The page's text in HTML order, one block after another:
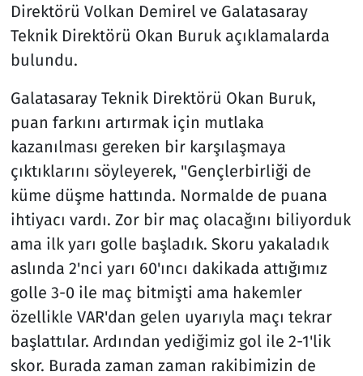
Direktörü Volkan Demirel ve Galatasaray
Teknik Direktörü Okan Buruk açıklamalarda
bulundu.
Galatasaray Teknik Direktörü Okan Buruk,
puan farkını artırmak için mutlaka
kazanılması gereken bir karşılaşmaya
çıktıklarını söyleyerek, "Gençlerbirliği de
küme düşme hattında. Normalde de puana
ihtiyacı vardı. Zor bir maç olacağını biliyorduk
ama ilk yarı golle başladık. Skoru yakaladık
aslında 2'nci yarı 60'ıncı dakikada attığımız
golle 3-0 ile maç bitmişti ama hakemler
özellikle VAR'dan gelen uyarıyla maçı tekrar
başlattılar. Ardından yediğimiz gol ile 2-1'lik
skor. Burada zaman zaman rakibimizin de
Televizyon